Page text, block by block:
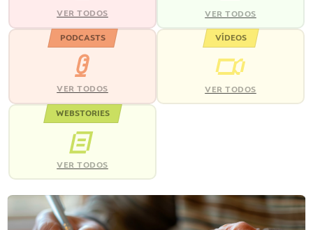
VER TODOS VER TODOS
PODCASTS
VER TODOS
VÍDEOS
VER TODOS
WEBSTORIES
VER TODOS